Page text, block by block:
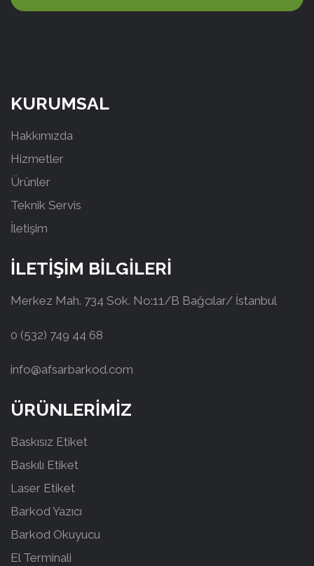
KURUMSAL
Hakkımızda
Hizmetler
Ürünler
Teknik Servis
İletişim
İLETİŞİM BİLGİLERİ
Merkez Mah. 734 Sok. No:11/B Bağcılar/ İstanbul
0 (532) 749 44 68
info@afsarbarkod.com
ÜRÜNLERİMİZ
Baskısız Etiket
Baskılı Etiket
Laser Etiket
Barkod Yazıcı
Barkod Okuyucu
El Terminali